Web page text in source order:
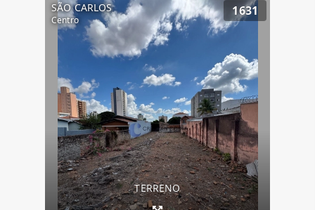
SÃO CARLOS
Centro
1631
TERRENO